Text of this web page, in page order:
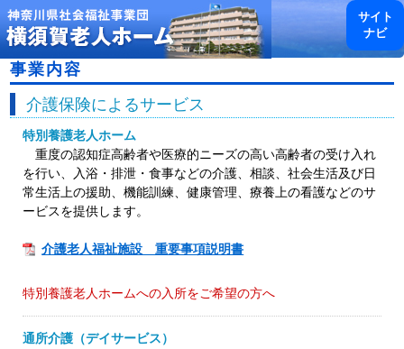
サイト
ナビ
事業内容
介護保険によるサービス
特別養護老人ホーム
重度の認知症高齢者や医療的ニーズの高い高齢者の受け入れ
を行い、入浴・排泄・食事などの介護、相談、社会生活及び日
常生活上の援助、機能訓練、健康管理、療養上の看護などのサ
ービスを提供します。
介護老人福祉施設 重要事項説明書
特別養護老人ホームへの入所をご希望の方へ
通所介護（デイサービス）